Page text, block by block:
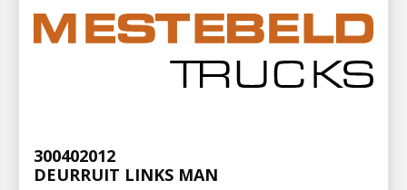
300402012
DEURRUIT LINKS MAN